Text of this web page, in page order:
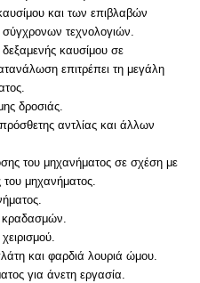
και των επιβλαβών
τεχνολογιών.
καυσίμου σε
επιτρέπει τη μεγάλη
δροσιάς.
αντλίας και άλλων
του μηχανήματος σε σχέση με
του μηχανήματος.
κραδασμών.
και φαρδιά λουριά ώμου.
για άνετη εργασία.